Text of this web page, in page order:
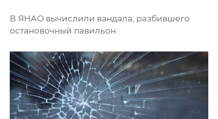
В ЯНАО вычислили вандала, разбившего
остановочный павильон